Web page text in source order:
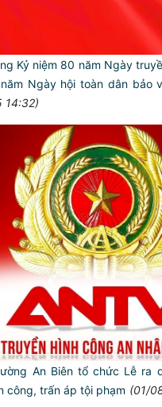
Kỷ niệm 80 năm Ngày
Ngày hội toàn dân bảo
14:32)
An Biên tổ chức Lễ ra
công, trấn áp tội phạm (01/